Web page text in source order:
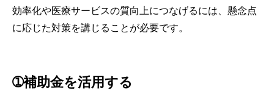
効率化や医療サービスの質向上につなげるには、懸念点
に応じた対策を講じることが必要です。
➀補助金を活用する